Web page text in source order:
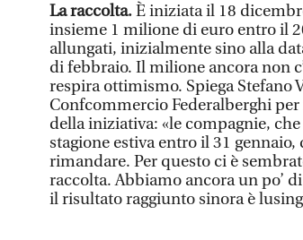
La raccolta.È iniziata il 18
insieme 1 milione di euro entro il
allungati, inizialmente sino alla
di febbraio. Il milione ancora non
respira ottimismo. Spiega Stefano
Confcommercio Federalberghi
della iniziativa: «le compagnie,
stagione estiva entro il 31
rimandare. Per questo ci è
raccolta. Abbiamo ancora un po’
il risultato raggiunto sinora è